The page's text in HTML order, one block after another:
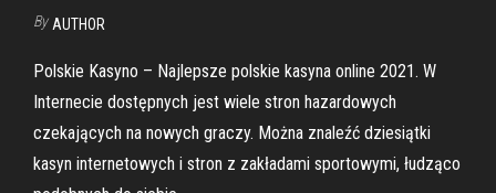
By AUTHOR
Polskie Kasyno – Najlepsze polskie kasyna online 2021. W
Internecie dostępnych jest wiele stron hazardowych
czekających na nowych graczy. Można znaleźć dziesiątki
kasyn internetowych i stron z zakładami sportowymi, łudząco